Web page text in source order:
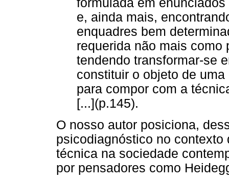
formulada em
e, ainda mais,
enquadres bem
requerida não mais
tendendo transformar-se
constituir o objeto de
para compor com a
[...](p.145).
O nosso autor posiciona,
psicodiagnóstico no
técnica na sociedade
por pensadores como